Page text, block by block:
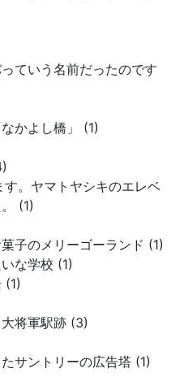
ていう名前だったのです
かよし橋」 (1)
。ヤマトヤシキのエレベ
(1)
子のメリーゴーランド (1)
な学校 (1)
(1)
将軍駅跡 (3)
サントリーの広告塔 (1)